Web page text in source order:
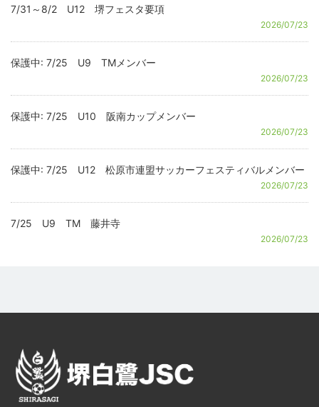
7/31～8/2 U12 堺フェスタ要項
2026/07/23
保護中: 7/25 U9 TMメンバー
2026/07/23
保護中: 7/25 U10 阪南カップメンバー
2026/07/23
保護中: 7/25 U12 松原市連盟サッカーフェスティバルメンバー
2026/07/23
7/25 U9 TM 藤井寺
2026/07/23